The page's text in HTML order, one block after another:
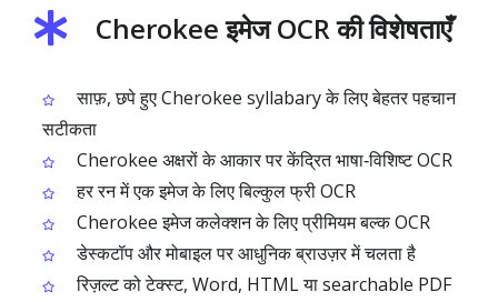
Cherokee इमेज OCR की विशेषताएँ
साफ़, छपे हुए Cherokee syllabary के लिए बेहतर पहचान
सटीकता
Cherokee अक्षरों के आकार पर केंद्रित भाषा‑विशिष्ट OCR
हर रन में एक इमेज के लिए बिल्कुल फ्री OCR
Cherokee इमेज कलेक्शन के लिए प्रीमियम बल्क OCR
डेस्कटॉप और मोबाइल पर आधुनिक ब्राउज़र में चलता है
रिज़ल्ट को टेक्स्ट, Word, HTML या searchable PDF